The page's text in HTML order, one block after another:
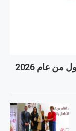
من عام 2026